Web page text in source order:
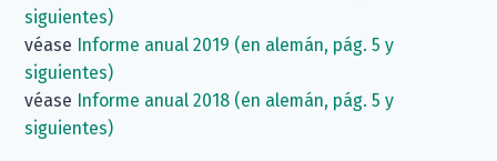
siguientes)
véase Informe anual 2019 (en alemán, pág. 5 y
siguientes)
véase Informe anual 2018 (en alemán, pág. 5 y
siguientes)